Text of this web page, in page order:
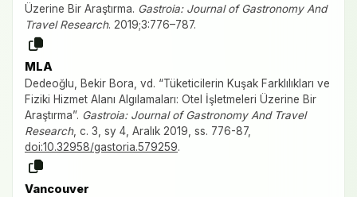
Üzerine Bir Araştırma. Gastroia: Journal of Gastronomy And
Travel Research. 2019;3:776–787.
MLA
Dedeoğlu, Bekir Bora, vd. “Tüketicilerin Kuşak Farklılıkları ve
Fiziki Hizmet Alanı Algılamaları: Otel İşletmeleri Üzerine Bir
Araştırma”. Gastroia: Journal of Gastronomy And Travel
Research, c. 3, sy 4, Aralık 2019, ss. 776-87,
doi:10.32958/gastoria.579259.
Vancouver